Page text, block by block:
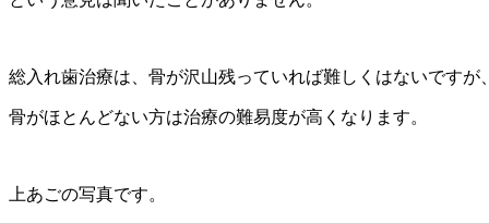
総入れ歯治療は、骨が沢山残っていれば難しくはないですが、
骨がほとんどない方は治療の難易度が高くなります。
上あごの写真です。